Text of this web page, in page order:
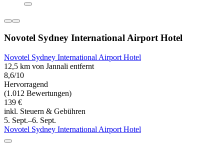
Novotel Sydney International Airport Hotel
Novotel Sydney International Airport Hotel
12,5 km von Jannali entfernt
8,6/10
Hervorragend
(1.012 Bewertungen)
139 €
inkl. Steuern & Gebühren
5. Sept.–6. Sept.
Novotel Sydney International Airport Hotel